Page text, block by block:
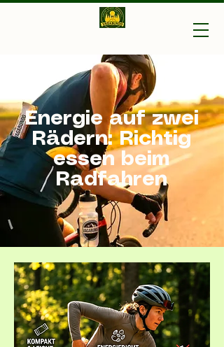
Vagabundo-Ihr Outdoor
Energie auf zwei
Rädern: Richtig
essen beim
Radfahren